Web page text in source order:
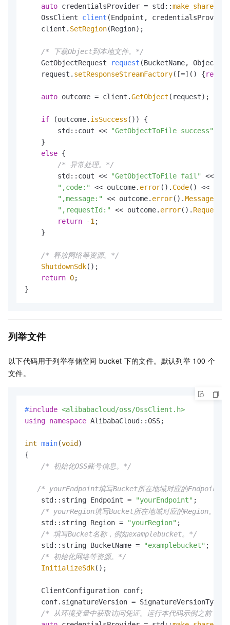
auto credentialsProvider = std::make_shared
OssClient client (Endpoint,
    client.
SetRegion(Region);
/* 下载Object到本地文件。*/
GetObjectRequest
request (BucketName,
    request.
setResponseStreamFactory([=]() {return
auto outcome = client.GetObject (request);
if (outcome. isSuccess ()) {
        std::cout <<
"GetObjectToFile success"
    }
else {
/* 异常处理。*/
        std::cout <<
"GetObjectToFile fail"
<<
",code:"
<< outcome. error(). Code() <<
",message:"
<< outcome. error().Message
",requestId:"
<< outcome. error(). RequestId
return
-1;
    }
/* 释放网络等资源。*/
ShutdownSdk();
return 0;
}
列举文件
以下代码用于列举存储空间 bucket 下的文件。默认列举 100 个
文件。
#include <alibabacloud/oss/OssClient.h>
using namespace AlibabaCloud::OSS;
int main(void)
{
/* 初始化OSS账号信息。*/
/* yourEndpoint填写Bucket所在地域对应的Endpoint
    std::string Endpoint =
"yourEndpoint" ;
/* yourRegion填写Bucket所在地域对应的Region。以
    std::string Region =
"yourRegion" ;
/* 填写Bucket名称，例如examplebucket。*/
    std::string BucketName =
"examplebucket" ;
/* 初始化网络等资源。*/
InitializeSdk();
    ClientConfiguration conf;
conf.signatureVersion =
/* 从环境变量中获取访问凭证。运行本代码示例之前，请确